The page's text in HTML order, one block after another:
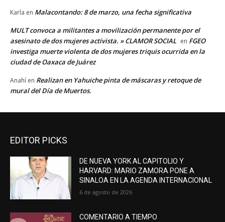
Karla en Malacontando: 8 de marzo, una fecha significativa
MULT convoca a militantes a movilización permanente por el
asesinato de dos mujeres activista. » CLAMOR SOCIAL en FGEO
investiga muerte violenta de dos mujeres triquis ocurrida en la
ciudad de Oaxaca de Juárez
Anahí en Realizan en Yahuiche pinta de máscaras y retoque de
mural del Día de Muertos.
EDITOR PICKS
DE NUEVA YORK AL CAPITOLIO Y
HARVARD: MARIO ZAMORA PONE A
SINALOA EN LA AGENDA INTERNACIONAL
6 de agosto de 2026
COMENTARIO A TIEMPO